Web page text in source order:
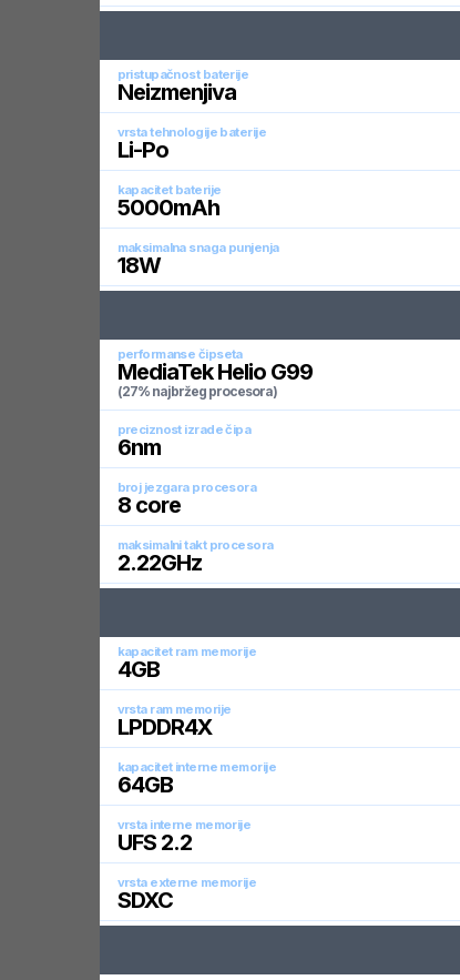
pristupačnost baterije
Neizmenjiva
vrsta tehnologije baterije
Li-Po
kapacitet baterije
5000mAh
maksimalna snaga punjenja
18W
performanse čipseta
MediaTek Helio G99
(27% najbržeg procesora)
preciznost izrade čipa
6nm
broj jezgara procesora
8core
maksimalni takt procesora
2.22GHz
kapacitet ram memorije
4GB
vrsta ram memorije
LPDDR4X
kapacitet interne memorije
64GB
vrsta interne memorije
UFS 2.2
vrsta externe memorije
SDXC